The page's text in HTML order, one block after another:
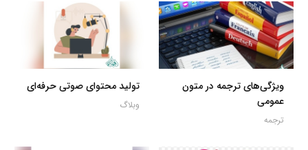
ویژگی‌های ترجمه در متون
عمومی
ترجمه
تولید محتوای صوتی حرفه‌ای
وبلاگ